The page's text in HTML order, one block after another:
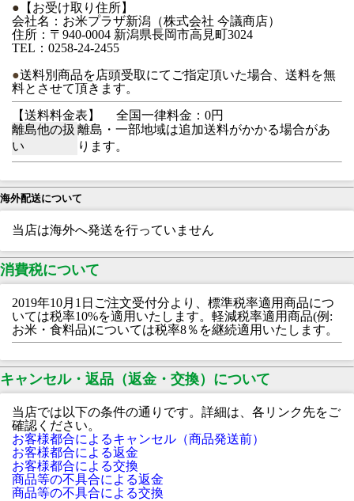
● 【お受け取り住所】
会社名：お米プラザ新潟（株式会社 今議商店）
住所：〒940-0004 新潟県長岡市高見町3024
TEL：0258-24-2455
●送料別商品を店頭受取にてご指定頂いた場合、送料を無
料とさせて頂きます。
【送料料金表】
全国一律料金：0円
離島他の扱
い
離島・一部地域は追加送料がかかる場合があ
ります。
海外配送について
当店は海外へ発送を行っていません
消費税について
2019年10月1日ご注文受付分より、標準税率適用商品につ
いては税率10%を適用いたします。軽減税率適用商品(例:
お米・食料品)については税率8％を継続適用いたします。
キャンセル・返品（返金・交換）について
当店では以下の条件の通りです。詳細は、各リンク先をご
確認ください。
お客様都合によるキャンセル（商品発送前）
お客様都合による返金
お客様都合による交換
商品等の不具合による返金
商品等の不具合による交換